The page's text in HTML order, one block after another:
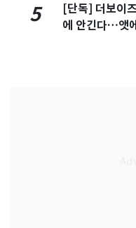
5
[단독] 더보이
에 안긴다…앳